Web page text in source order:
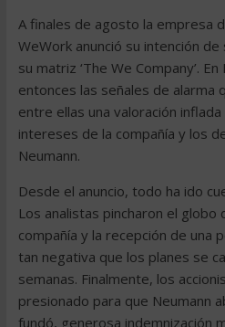
A finales de agosto la empresa
WeWork anunció su intención
su matriz ‘The We Company’.
entonces las señales de alarma
entre ellas una valoración
intereses de la compañía y los
Neumann.
Desde el anuncio, todo ha ido
Los analistas pincharon el globo
compañía y la recepción de una
tan negativa que los planes se
semanas. Finalmente, los
presionado para que Neumann
fundó, generosa indemnización